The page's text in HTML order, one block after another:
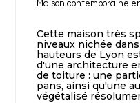
Maison contemporaine
Cette maison très
niveaux nichée
hauteurs de Lyon
d'une architecture
de toiture : une
pans, ainsi qu'une
végétalisé